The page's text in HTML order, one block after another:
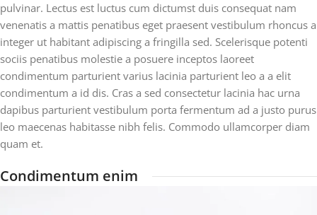
pulvinar. Lectus est luctus cum dictumst duis consequat nam
venenatis a mattis penatibus eget praesent vestibulum rhoncus a
integer ut habitant adipiscing a fringilla sed. Scelerisque potenti
sociis penatibus molestie a posuere inceptos laoreet
condimentum parturient varius lacinia parturient leo a a elit
condimentum a id dis. Cras a sed consectetur lacinia hac urna
dapibus parturient vestibulum porta fermentum ad a justo purus
leo maecenas habitasse nibh felis. Commodo ullamcorper diam
quam et.
Condimentum enim